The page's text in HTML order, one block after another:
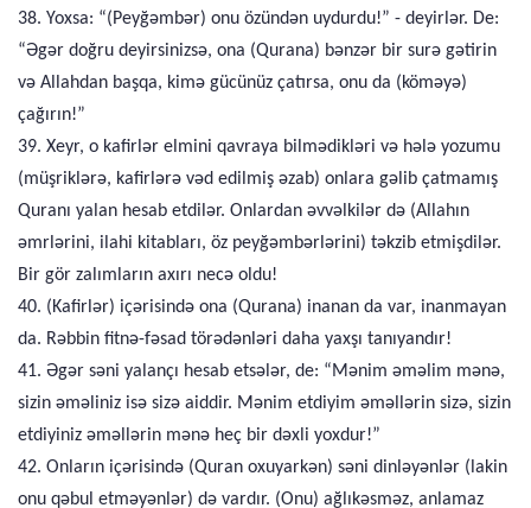
38. Yoxsa: “(Peyğəmbər) onu özündən uydurdu!” - deyirlər. De:
“Əgər doğru deyirsinizsə, ona (Qurana) bənzər bir surə gətirin
və Allahdan başqa, kimə gücünüz çatırsa, onu da (köməyə)
çağırın!”
39. Xeyr, o kafirlər elmini qavraya bilmədikləri və hələ yozumu
(müşriklərə, kafirlərə vəd edilmiş əzab) onlara gəlib çatmamış
Quranı yalan hesab etdilər. Onlardan əvvəlkilər də (Allahın
əmrlərini, ilahi kitabları, öz peyğəmbərlərini) təkzib etmişdilər.
Bir gör zalımların axırı necə oldu!
40. (Kafirlər) içərisində ona (Qurana) inanan da var, inanmayan
da. Rəbbin fitnə-fəsad törədənləri daha yaxşı tanıyandır!
41. Əgər səni yalançı hesab etsələr, de: “Mənim əməlim mənə,
sizin əməliniz isə sizə aiddir. Mənim etdiyim əməllərin sizə, sizin
etdiyiniz əməllərin mənə heç bir dəxli yoxdur!”
42. Onların içərisində (Quran oxuyarkən) səni dinləyənlər (lakin
onu qəbul etməyənlər) də vardır. (Onu) ağlıkəsməz, anlamaz